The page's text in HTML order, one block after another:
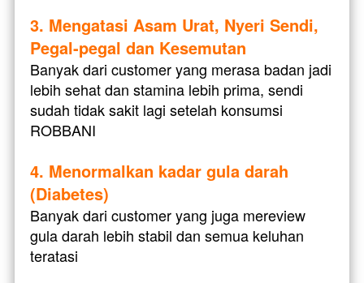
3. Mengatasi Asam Urat, Nyeri Sendi,
Pegal-pegal dan Kesemutan
Banyak dari customer yang merasa badan jadi
lebih sehat dan stamina lebih prima, sendi
sudah tidak sakit lagi setelah konsumsi
ROBBANI
4. Menormalkan kadar gula darah
(Diabetes)
Banyak dari customer yang juga mereview
gula darah lebih stabil dan semua keluhan
teratasi